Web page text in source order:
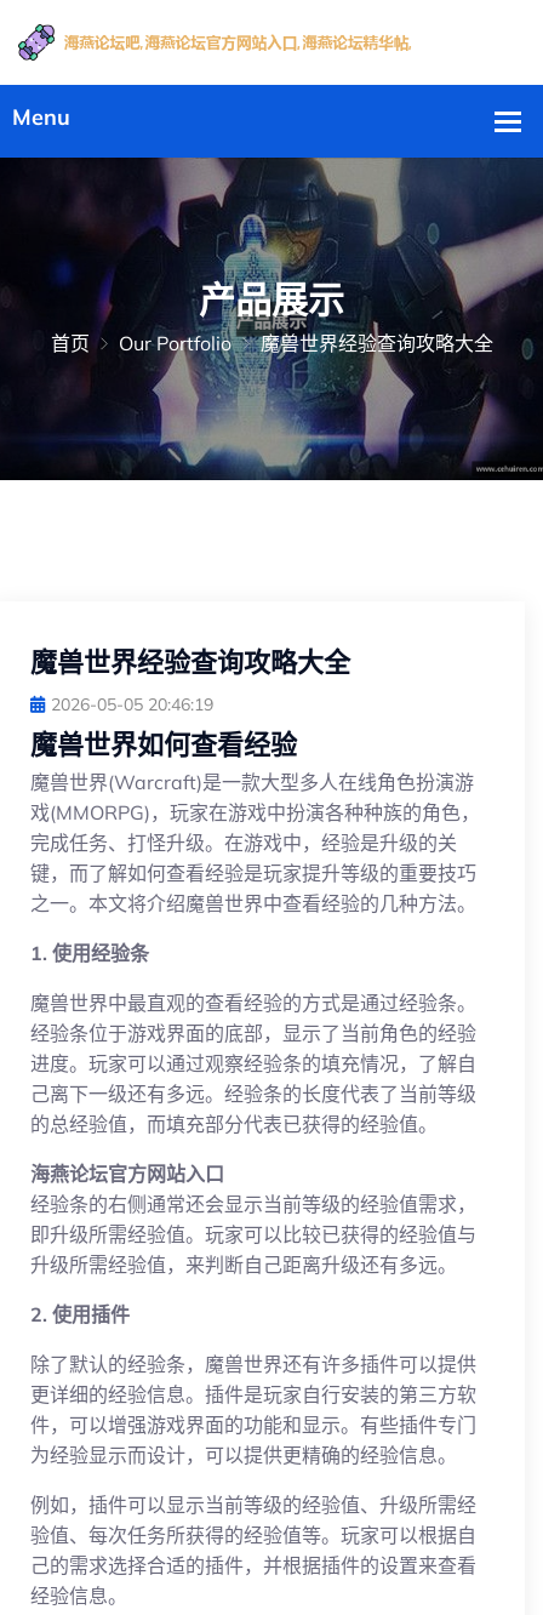
产品展示
首页 Our Portfolio 魔兽世界经验查询攻略大全
魔兽世界经验查询攻略大全
2026-05-05 20:46:19
魔兽世界如何查看经验
魔兽世界(Warcraft)是一款大型多人在线角色扮演游
戏(MMORPG)，玩家在游戏中扮演各种种族的角色，
完成任务、打怪升级。在游戏中，经验是升级的关
键，而了解如何查看经验是玩家提升等级的重要技巧
之一。本文将介绍魔兽世界中查看经验的几种方法。
1. 使用经验条
魔兽世界中最直观的查看经验的方式是通过经验条。
经验条位于游戏界面的底部，显示了当前角色的经验
进度。玩家可以通过观察经验条的填充情况，了解自
己离下一级还有多远。经验条的长度代表了当前等级
的总经验值，而填充部分代表已获得的经验值。
海燕论坛官方网站入口
经验条的右侧通常还会显示当前等级的经验值需求，
即升级所需经验值。玩家可以比较已获得的经验值与
升级所需经验值，来判断自己距离升级还有多远。
2. 使用插件
除了默认的经验条，魔兽世界还有许多插件可以提供
更详细的经验信息。插件是玩家自行安装的第三方软
件，可以增强游戏界面的功能和显示。有些插件专门
为经验显示而设计，可以提供更精确的经验信息。
例如，插件可以显示当前等级的经验值、升级所需经
验值、每次任务所获得的经验值等。玩家可以根据自
己的需求选择合适的插件，并根据插件的设置来查看
经验信息。